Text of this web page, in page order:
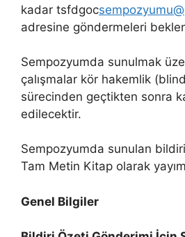
kadar tsfdgoc
adresine göndermeleri
Sempozyumda sunulmak
çalışmalar kör hakemlik
sürecinden geçtikten sonra
edilecektir.
Sempozyumda sunulan
Tam Metin Kitap olarak
Genel Bilgiler